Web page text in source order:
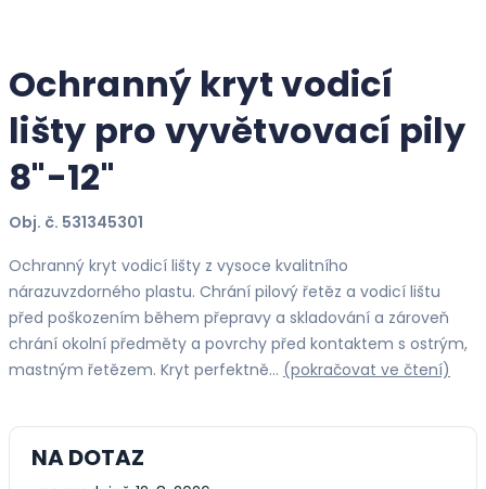
Ochranný kryt vodicí
lišty pro vyvětvovací pily
8"-12"
Obj. č. 531345301
Ochranný kryt vodicí lišty z vysoce kvalitního
nárazuvzdorného plastu. Chrání pilový řetěz a vodicí lištu
před poškozením během přepravy a skladování a zároveň
chrání okolní předměty a povrchy před kontaktem s ostrým,
mastným řetězem. Kryt perfektně… (pokračovat ve čtení)
NA DOTAZ